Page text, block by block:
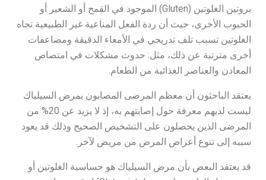
بروتين الغلوتين (Gluten) الموجود في القمح أو الشعير أو
الحبوب الأخرى، حيث أن ردة الفعل المناعية غير الطبيعية تجاه
الغلوتين تسبب تلف تدريجي في الأمعاء الدقيقة ومضاعفات
أخرى مترتبة عن ذلك، مثل: حدوث مشكلات في امتصاص
المعادن والعناصر الغذائية من الطعام.
يعتقد الباحثون أن معظم المرضى المصابون بمرض السيلياك
ليست لديهم معرفة حول إصابتهم به، إذ لا يزيد عن 20% من
المرضى الذين يحصلون على التشخيص الصحيح وذلك قد يعود
سببه إلى تنوع أعراض المرض من مريض لآخر.
قد يعتقد البعض بأن مرض السيلياك هو حساسية الغلوتين أو